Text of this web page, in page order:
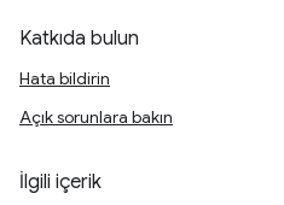
Katkıda bulun
Hata bildirin
Açık sorunlara bakın
İlgili içerik